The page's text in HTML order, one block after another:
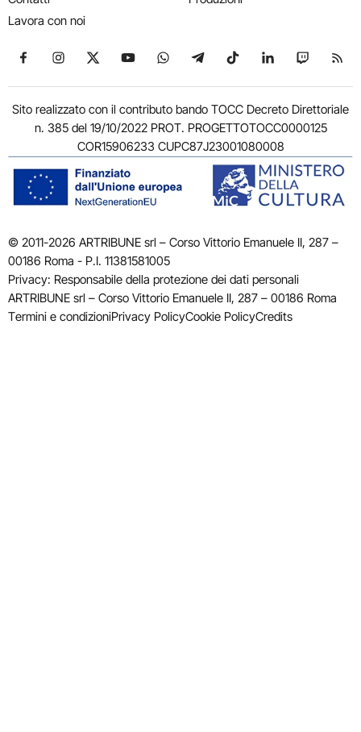
Lavora con noi
Seguici su Facebook
Seguici su Instagram
Seguici su X
Seguici su YouTube
Seguici su WhatsApp
Seguici su Telegram
Seguici su TikTok
Seguici su
Seguici
Sito realizzato con il contributo bando TOCC Decreto Direttoriale
n. 385 del 19/10/2022 PROT. PROGETTOTOCC0000125
COR15906233 CUPC87J23001080008
© 2011-2026 ARTRIBUNE srl – Corso Vittorio Emanuele II, 287 –
00186 Roma - P.I. 11381581005
Privacy: Responsabile della protezione dei dati personali
ARTRIBUNE srl – Corso Vittorio Emanuele II, 287 – 00186 Roma
Termini e condizioniPrivacy PolicyCookie PolicyCredits